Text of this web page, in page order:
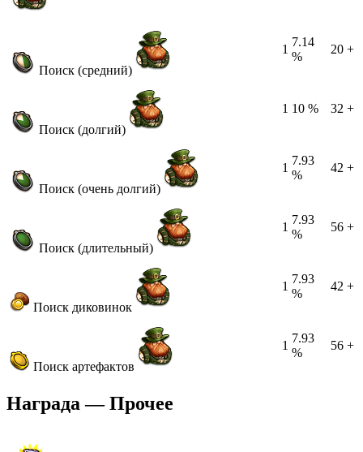
Поиск (средний)
1
7.14
%
20 +
Поиск (долгий)
1 10 % 32 +
Поиск (очень долгий)
1
7.93
%
42 +
Поиск (длительный)
1
7.93
%
56 +
Поиск диковинок
1
7.93
%
42 +
Поиск артефактов
1
7.93
%
56 +
Награда — Прочее